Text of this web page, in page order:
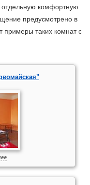
отдельную комфортную
предусмотрено в
примеры таких комнат с